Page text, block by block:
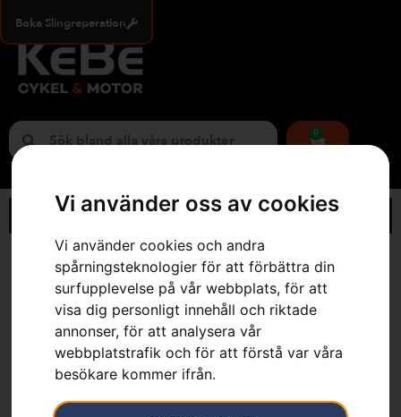
Vi använder oss av cookies
Vi använder cookies och andra
spårningsteknologier för att förbättra din
surfupplevelse på vår webbplats, för att
visa dig personligt innehåll och riktade
annonser, för att analysera vår
webbplatstrafik och för att förstå var våra
besökare kommer ifrån.
Boka Slingreperation
0
»Webbutik»Husqvarna solcellsladdare till EPOS®-
referensstation